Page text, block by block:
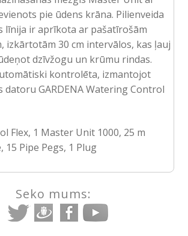
pie ūdens krāna. Pilienveida
līnija ir aprīkota ar pašatīrošām
izkārtotām 30 cm intervālos, kas ļauj
dzīvžogu un krūmu rindas.
kontrolēta, izmantojot
datoru GARDENA Watering Control
Flex, 1 Master Unit 1000, 25 m
Pipe Pegs, 1 Plug
Seko mums: